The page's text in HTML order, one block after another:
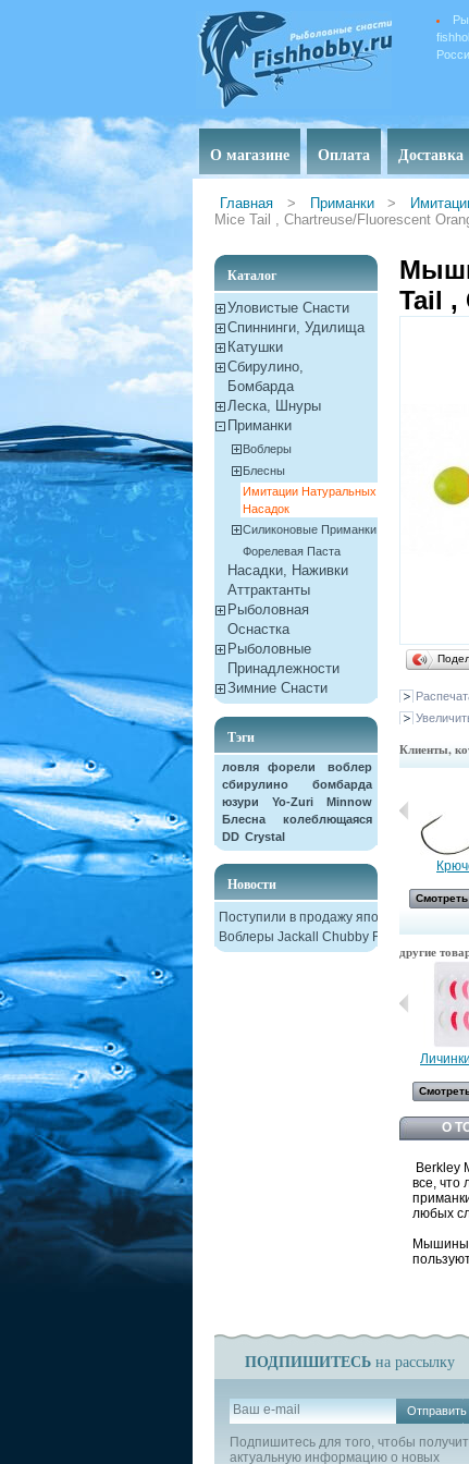
О магазине Оплата Доставка
Главная > Приманки >
Mice Tail , Chartreuse/Fluorescent
Каталог
Уловистые Снасти
Спиннинги, Удилища
Катушки
Сбирулино,
Бомбарда
Леска, Шнуры
Приманки
Воблеры
Блесны
Имитации Натуральных
Насадок
Силиконовые Приманки
Форелевая Паста
Насадки, Наживки
Aттрактанты
Рыболовная
Оснастка
Рыболовные
Принадлежности
Зимние Снасти
Тэги
ловля форели
воблер
сбирулино
бомбарда
юзури
Yo-Zuri
Minnow
Блесна колеблющаяся
DD Crystal
Новости
Поступили в продажу японские
Воблеры Jackall Chubby F38
Tail ,
Клиенты,
Набор...
Смотреть Смотреть
другие
О
Berkley
все, что
любых
ПОДПИШИТЕСЬ на рассылку
Отправить
Подпишитесь для того, чтобы
актуальную информацию о новых